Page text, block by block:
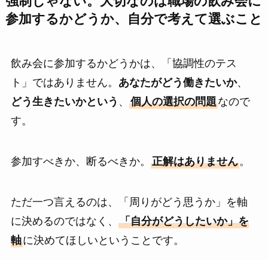
参加するかどうか、自分で考えて選ぶこと
飲み会に参加するかどうかは、「協調性のテス
ト」ではありません。 あなたがどう働きたいか、
どう生きたいかという 、 個人の選択の問題なので
す。
参加すべきか、断るべきか。 正解はありません。
ただ一つ言えるのは、「周りがどう思うか」を軸
に決めるのではなく、 「自分がどうしたいか」を
軸に決めてほしいということです。